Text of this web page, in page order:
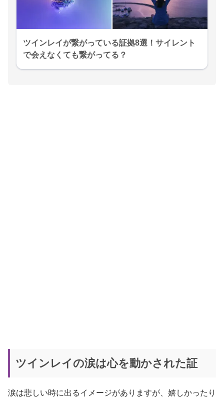
ツインレイが繋がっている証拠8選！サイレント
で会えなくても繋がってる？
ツインレイの涙は心を動かされた証
涙は悲しい時に出るイメージがありますが、嬉しかったり